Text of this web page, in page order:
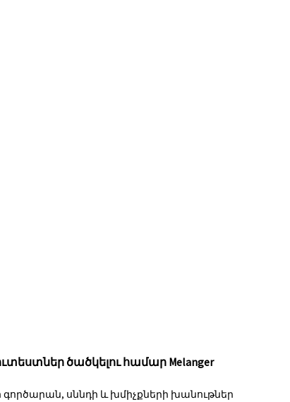
ծածկելու համար Melanger
գործարան, սննդի և խմիչքների խանութներ